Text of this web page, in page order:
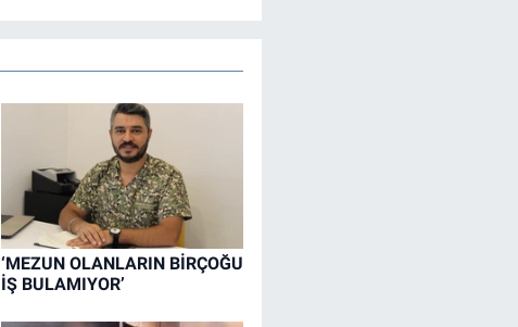
‘MEZUN OLANLARIN BİRÇOĞU
İŞ BULAMIYOR’